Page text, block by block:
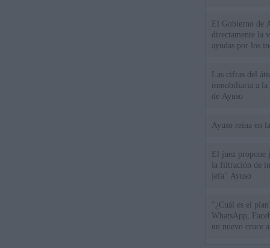
El Gobierno de
directamente la
ayudas por los
Las cifras del
inmobiliaria a la
de Ayuso
Ayuso reina en
El juez propone
la filtración de
jefa" Ayuso
"¿Cuál es el
WhatsApp,
un nuevo cruce